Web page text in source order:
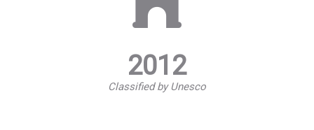
2012
Classified by Unesco